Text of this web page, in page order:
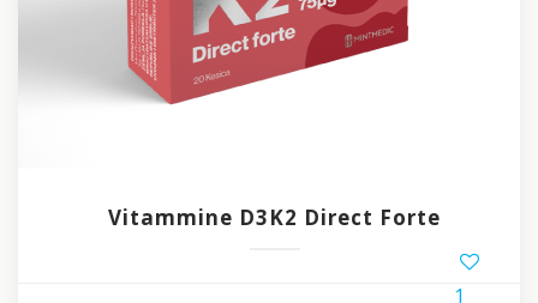
Vitammine D3K2 Direct Forte
1